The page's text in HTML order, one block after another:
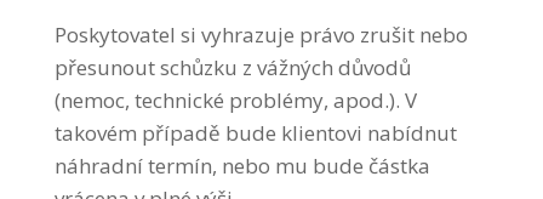
Poskytovatel si vyhrazuje právo zrušit nebo
přesunout schůzku z vážných důvodů
(nemoc, technické problémy, apod.). V
takovém případě bude klientovi nabídnut
náhradní termín, nebo mu bude částka